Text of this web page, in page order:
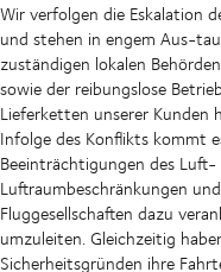
Wir verfolgen die Eskalation
und stehen in engem Aus-
zuständigen lokalen
sowie der reibungslose
Lieferketten unserer
Infolge des Konflikts kommt
Beeinträchtigungen des Luft-
Luftraumbeschränkungen
Fluggesellschaften dazu
umzuleiten. Gleichzeitig
Sicherheitsgründen ihre